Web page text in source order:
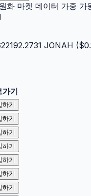
화 마켓 데이터 가중 가
JONAH ($
가기
하기
하기
하기
하기
하기
하기
하기